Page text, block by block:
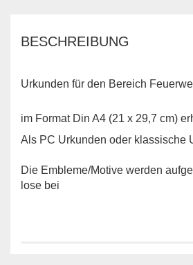
BESCHREIBUNG
Urkunden für den Bereich
im Format Din A4 (21 x 29,7 cm)
Als PC Urkunden oder klassische
Die Embleme/Motive werden
lose bei